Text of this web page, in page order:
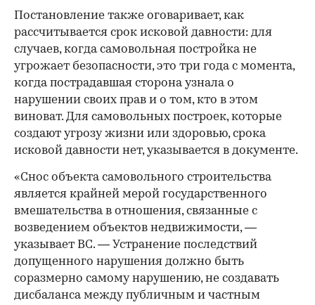
Постановление также оговаривает, как
рассчитывается срок исковой давности: для
случаев, когда самовольная постройка не
угрожает безопасности, это три года с момента,
когда пострадавшая сторона узнала о
нарушении своих прав и о том, кто в этом
виноват. Для самовольных построек, которые
создают угрозу жизни или здоровью, срока
исковой давности нет, указывается в документе.
«Снос объекта самовольного строительства
является крайней мерой государственного
вмешательства в отношения, связанные с
возведением объектов недвижимости, —
указывает ВС. — Устранение последствий
допущенного нарушения должно быть
соразмерно самому нарушению, не создавать
дисбаланса между публичным и частным